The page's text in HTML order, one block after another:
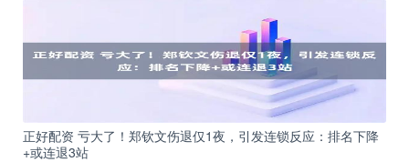
正好配资 亏大了！郑钦文伤退仅1夜，引发连锁反应：排名下降
+或连退3站